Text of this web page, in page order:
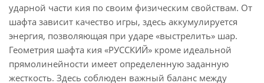
ударной части кия по своим физическим свойствам. От
шафта зависит качество игры, здесь аккумулируется
энергия, позволяющая при ударе «выстрелить» шар.
Геометрия шафта кия «РУССКИЙ» кроме идеальной
прямолинейности имеет определенную заданную
жесткость. Здесь соблюден важный баланс между